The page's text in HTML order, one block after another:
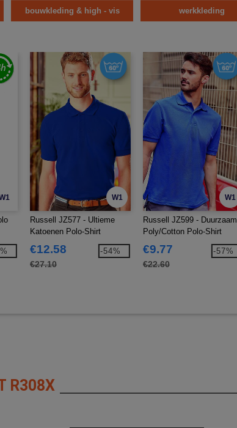
bouwkleding & high - vis werkkleding
W1
Russell JZ577 - Ultieme
Katoenen Polo-Shirt
€12.58
€27.10
-54%
W1
Russell JZ599 - Duurzaam
Poly/Cotton Polo-Shirt
€9.77
€22.60
-57%
R308X